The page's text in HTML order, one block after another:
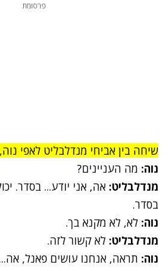
פרסומת
שיחה בין אביחי מנדלבליט לאפי נוה, 2016
נוה: מה העניינים?
מנדלבליט: אה, אני יודע... בסדר.
בסדר.
נוה: לא, לא מקנא בך.
מנדלבליט: לא קשור לזה.
נוה: תראה, אנחנו עושים פאנל,